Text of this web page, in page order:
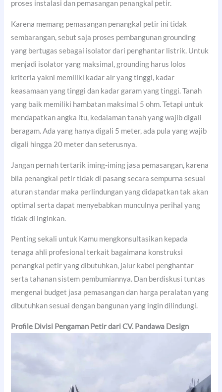
proses instalasi dan pemasangan penangkal petir.
Karena memang pemasangan penangkal petir ini tidak
sembarangan, sebut saja proses pembangunan grounding
yang bertugas sebagai isolator dari penghantar listrik. Untuk
menjadi isolator yang maksimal, grounding harus lolos
kriteria yakni memiliki kadar air yang tinggi, kadar
keasamaan yang tinggi dan kadar garam yang tinggi. Tanah
yang baik memiliki hambatan maksimal 5 ohm. Tetapi untuk
mendapatkan angka itu, kedalaman tanah yang wajib digali
beragam. Ada yang hanya digali 5 meter, ada pula yang wajib
digali hingga 20 meter dan seterusnya.
Jangan pernah tertarik iming-iming jasa pemasangan, karena
bila penangkal petir tidak di pasang secara sempurna sesuai
aturan standar maka perlindungan yang didapatkan tak akan
optimal serta dapat menyebabkan munculnya perihal yang
tidak di inginkan.
Penting sekali untuk Kamu mengkonsultasikan kepada
tenaga ahli profesional terkait bagaimana konstruksi
penangkal petir yang dibutuhkan, jalur kabel penghantar
serta tahanan sistem pembumiannya. Dan berdiskusi tuntas
mengenai budget jasa pemasangan dan harga peralatan yang
dibutuhkan sesuai dengan bangunan yang ingin dilindungi.
Profile Divisi Pengaman Petir dari CV. Pandawa Design